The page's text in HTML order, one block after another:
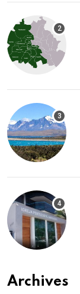
Archives